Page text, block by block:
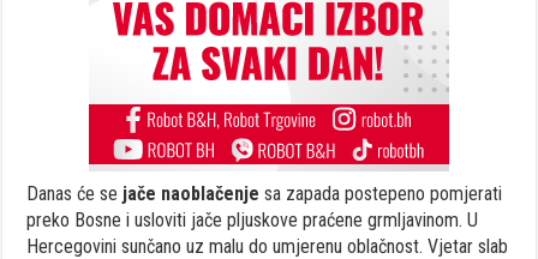
Danas će se jače naoblačenje sa zapada postepeno pomjerati
preko Bosne i usloviti jače pljuskove praćene grmljavinom. U
Hercegovini sunčano uz malu do umjerenu oblačnost. Vjetar slab